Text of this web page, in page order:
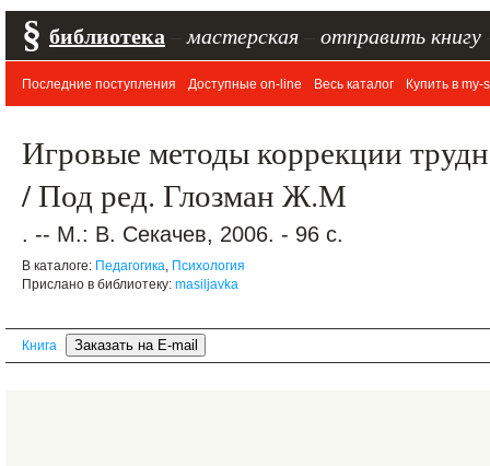
§ библиотека мастерская отправить книгу
Последние поступления Доступные on-line Весь каталог Купить в my-
Игровые методы коррекции
/ Под ред. Глозман Ж.М
. -- М.: В. Секачев, 2006. - 96 с.
В каталоге: Педагогика, Психология
Прислано в библиотеку: masiljavka
Книга